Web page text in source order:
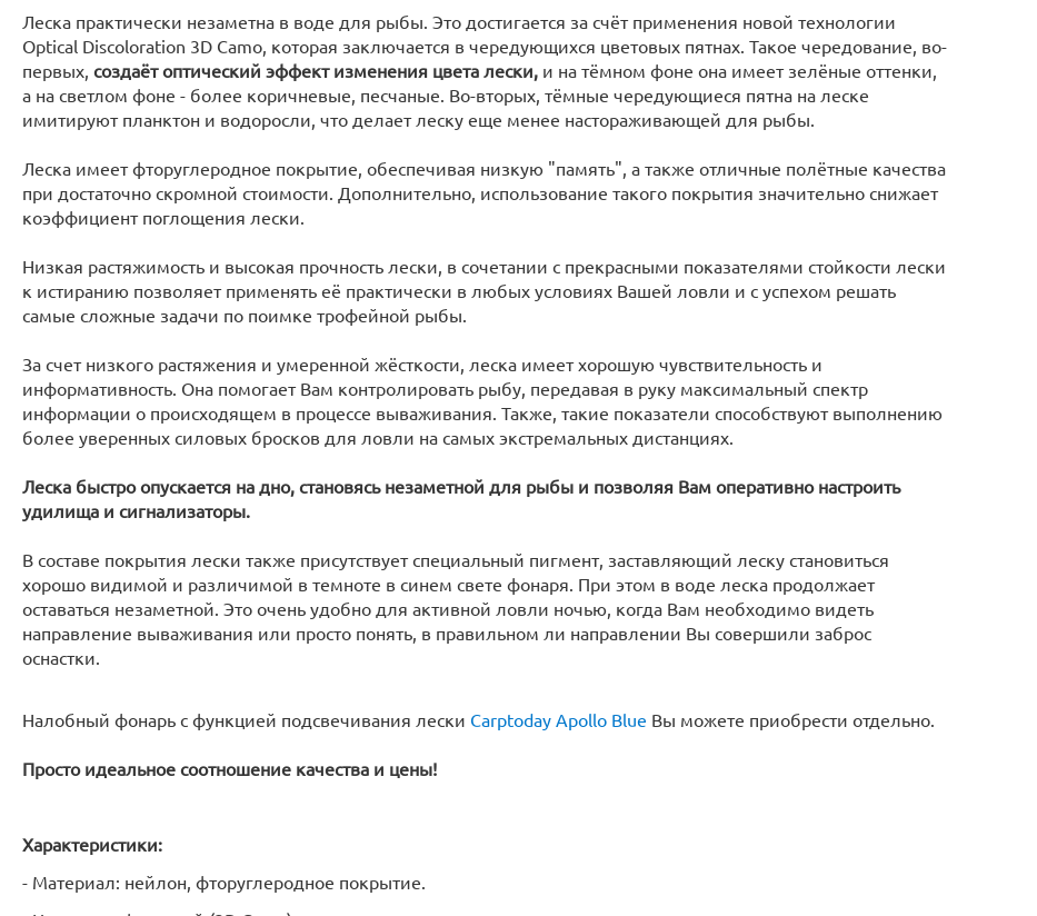
Леска практически незаметна в воде для рыбы. Это достигается за счёт применения новой технологии
Optical Discoloration 3D Camo, которая заключается в чередующихся цветовых пятнах. Такое чередование, во-
первых, создаёт оптический эффект изменения цвета лески, и на тёмном фоне она имеет зелёные оттенки,
а на светлом фоне - более коричневые, песчаные. Во-вторых, тёмные чередующиеся пятна на леске
имитируют планктон и водоросли, что делает леску еще менее настораживающей для рыбы.
Леска имеет фторуглеродное покрытие, обеспечивая низкую "память", а также отличные полётные качества
при достаточно скромной стоимости. Дополнительно, использование такого покрытия значительно снижает
коэффициент поглощения лески.
Низкая растяжимость и высокая прочность лески, в сочетании с прекрасными показателями стойкости лески
к истиранию позволяет применять её практически в любых условиях Вашей ловли и с успехом решать
самые сложные задачи по поимке трофейной рыбы.
За счет низкого растяжения и умеренной жёсткости, леска имеет хорошую чувствительность и
информативность. Она помогает Вам контролировать рыбу, передавая в руку максимальный спектр
информации о происходящем в процессе вываживания. Также, такие показатели способствуют выполнению
более уверенных силовых бросков для ловли на самых экстремальных дистанциях.
Леска быстро опускается на дно, становясь незаметной для рыбы и позволяя Вам оперативно настроить
удилища и сигнализаторы.
В составе покрытия лески также присутствует специальный пигмент, заставляющий леску становиться
хорошо видимой и различимой в темноте в синем свете фонаря. При этом в воде леска продолжает
оставаться незаметной. Это очень удобно для активной ловли ночью, когда Вам необходимо видеть
направление вываживания или просто понять, в правильном ли направлении Вы совершили заброс
оснастки.
Налобный фонарь с функцией подсвечивания лески Carptoday Apollo Blue Вы можете приобрести отдельно.
Просто идеальное соотношение качества и цены!
Характеристики:
- Материал: нейлон, фторуглеродное покрытие.